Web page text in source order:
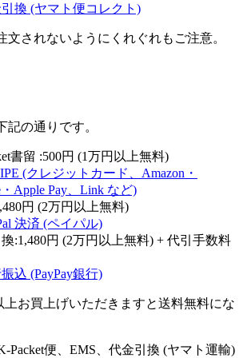
されないようにくれぐれもご注意。
記の通りです。
書留 :500円 (1万円以上無料)
円 (2万円以上無料)
:1,480円 (2万円以上無料) + 代引手数料
上お買上げいただきますと送料無料にな
Packet便、EMS、代金引換 (ヤマト運輸)